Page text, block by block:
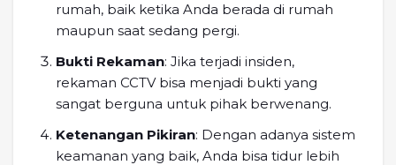
rumah, baik ketika Anda berada di rumah
maupun saat sedang pergi.
Bukti Rekaman: Jika terjadi insiden,
rekaman CCTV bisa menjadi bukti yang
sangat berguna untuk pihak berwenang.
Ketenangan Pikiran: Dengan adanya sistem
keamanan yang baik, Anda bisa tidur lebih